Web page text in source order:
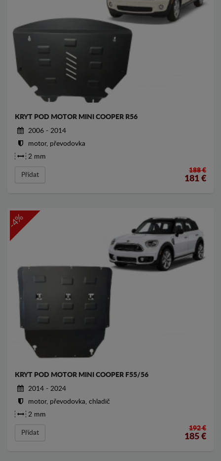
KRYT POD MOTOR MINI COOPER R56
2006 - 2014
motor, převodovka
2 mm
Přídat
188 €
181 €
-4%
KRYT POD MOTOR MINI COOPER F55/56
2014 - 2024
motor, převodovka, chladič
2 mm
Přídat
192 €
185 €